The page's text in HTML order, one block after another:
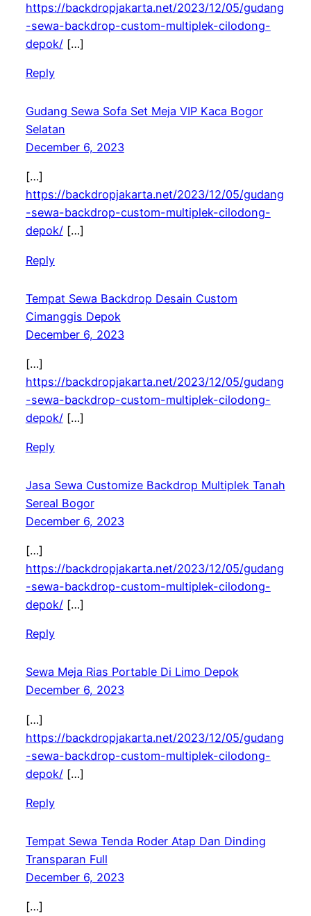
https://backdropjakarta.net/2023/12/05/gudang
-sewa-backdrop-custom-multiplek-cilodong-
depok/[…]
Reply
Gudang Sewa Sofa Set Meja VIP Kaca Bogor
Selatan
December 6, 2023
[…]
https://backdropjakarta.net/2023/12/05/gudang
-sewa-backdrop-custom-multiplek-cilodong-
depok/[…]
Reply
Tempat Sewa Backdrop Desain Custom
Cimanggis Depok
December 6, 2023
[…]
https://backdropjakarta.net/2023/12/05/gudang
-sewa-backdrop-custom-multiplek-cilodong-
depok/[…]
Reply
Jasa Sewa Customize Backdrop Multiplek Tanah
Sereal Bogor
December 6, 2023
[…]
https://backdropjakarta.net/2023/12/05/gudang
-sewa-backdrop-custom-multiplek-cilodong-
depok/[…]
Reply
Sewa Meja Rias Portable Di Limo Depok
December 6, 2023
[…]
https://backdropjakarta.net/2023/12/05/gudang
-sewa-backdrop-custom-multiplek-cilodong-
depok/[…]
Reply
Tempat Sewa Tenda Roder Atap Dan Dinding
Transparan Full
December 6, 2023
[…]